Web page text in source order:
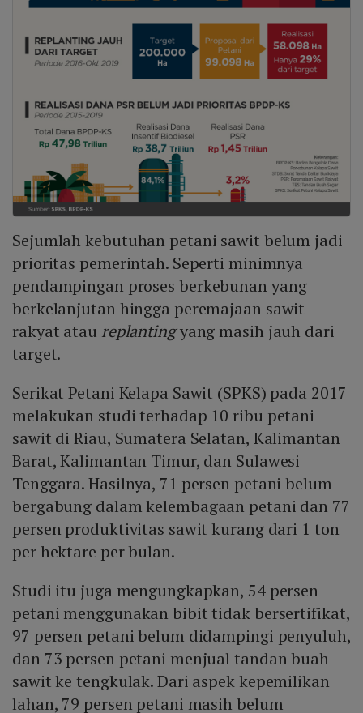
Sejumlah kebutuhan petani sawit belum jadi
prioritas pemerintah. Seperti minimnya
pendampingan proses berkebunan yang
berkelanjutan hingga peremajaan sawit
rakyat atau replantingyang masih jauh dari
target.
Serikat Petani Kelapa Sawit (SPKS) pada 2017
melakukan studi terhadap 10 ribu petani
sawit di Riau, Sumatera Selatan, Kalimantan
Barat, Kalimantan Timur, dan Sulawesi
Tenggara. Hasilnya, 71 persen petani belum
bergabung dalam kelembagaan petani dan 77
persen produktivitas sawit kurang dari 1 ton
per hektare per bulan.
Studi itu juga mengungkapkan, 54 persen
petani menggunakan bibit tidak bersertifikat,
97 persen petani belum didampingi penyuluh,
dan 73 persen petani menjual tandan buah
sawit ke tengkulak. Dari aspek kepemilikan
lahan, 79 persen petani masih belum